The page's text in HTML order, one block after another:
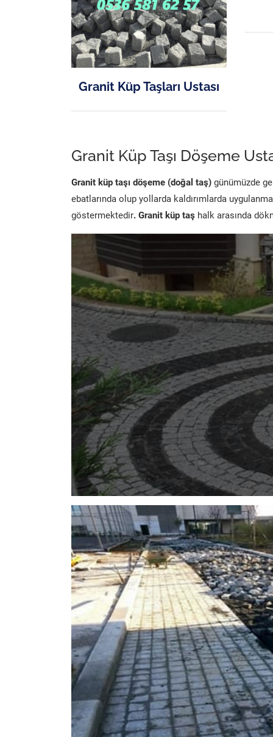
Granit Küp Taşları Ustası
Granit Küp Taşı Döşeme
Granit küp taşı döşeme (doğal taş) günümüzde
ebatlarında olup yollarda kaldırımlarda
göstermektedir. Granit küp taş halk arasında